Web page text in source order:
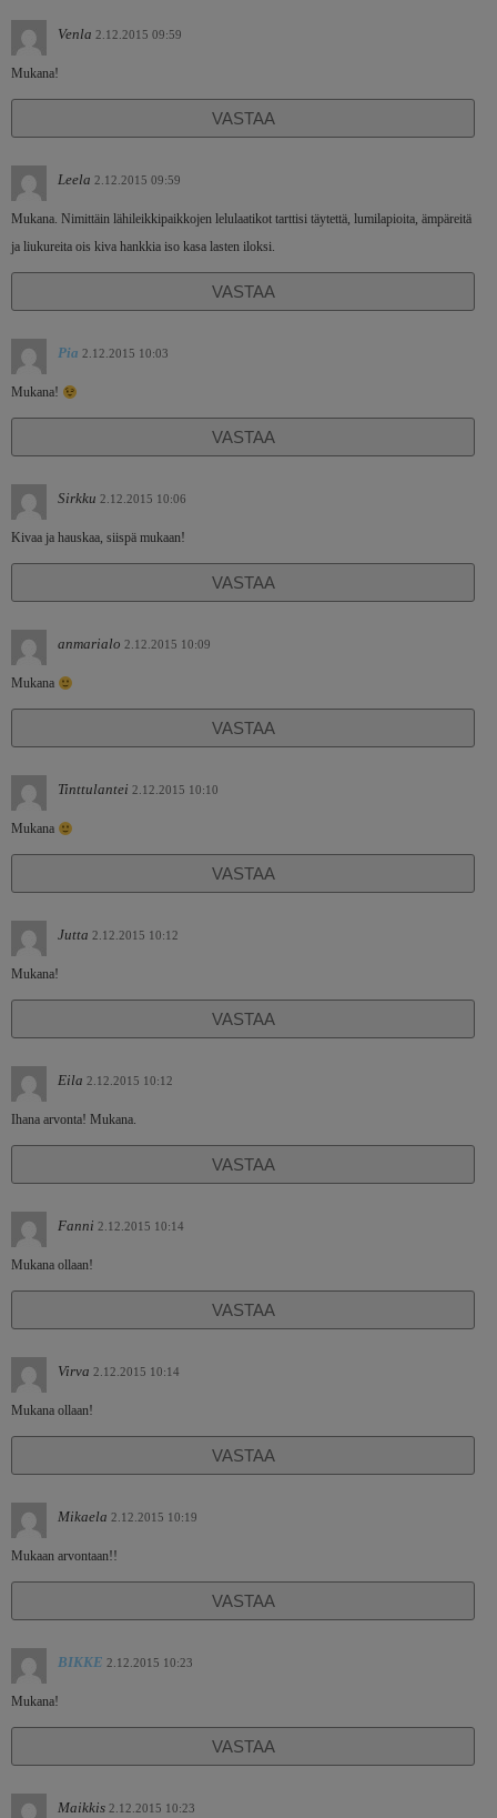
Venla 2.12.2015 09:59
Mukana!
VASTAA
Leela 2.12.2015 09:59
Mukana. Nimittäin lähileikkipaikkojen lelulaatikot tarttisi täytettä, lumilapioita, ämpäreitä
ja liukureita ois kiva hankkia iso kasa lasten iloksi.
VASTAA
Pia 2.12.2015 10:03
Mukana!
VASTAA
Sirkku 2.12.2015 10:06
Kivaa ja hauskaa, siispä mukaan!
VASTAA
anmarialo 2.12.2015 10:09
Mukana
VASTAA
Tinttulantei 2.12.2015 10:10
Mukana
VASTAA
Jutta 2.12.2015 10:12
Mukana!
VASTAA
Eila 2.12.2015 10:12
Ihana arvonta! Mukana.
VASTAA
Fanni 2.12.2015 10:14
Mukana ollaan!
VASTAA
Virva 2.12.2015 10:14
Mukana ollaan!
VASTAA
Mikaela 2.12.2015 10:19
Mukaan arvontaan!!
VASTAA
BIKKE 2.12.2015 10:23
Mukana!
VASTAA
Maikkis 2.12.2015 10:23